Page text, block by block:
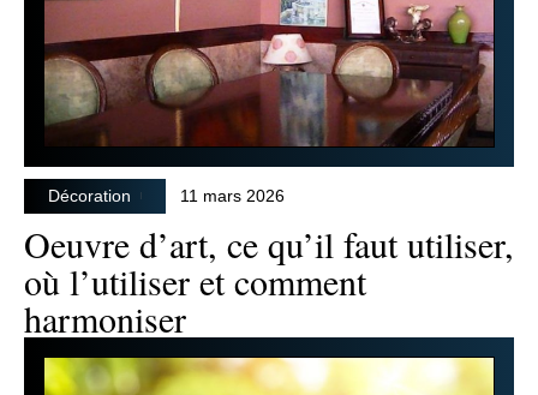
Décoration 11 mars 2026
Oeuvre d’art, ce qu’il faut utiliser,
où l’utiliser et comment
harmoniser